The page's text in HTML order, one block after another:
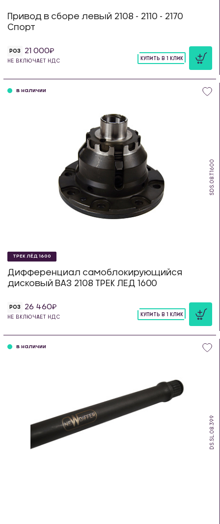
Привод в сборе левый 2108 - 2110 - 2170
Спорт
РОЗ 21 000
НЕ ВКЛЮЧАЕТ НДС
КУПИТЬ В 1 КЛИК
SDS.08.T1600
в наличии
ТРЕК ЛЁД 1600
Дифференциал самоблокирующийся
дисковый ВАЗ 2108 ТРЕК ЛЕД 1600
РОЗ 26 460
НЕ ВКЛЮЧАЕТ НДС
КУПИТЬ В 1 КЛИК
DS.SL.08.399
в наличии